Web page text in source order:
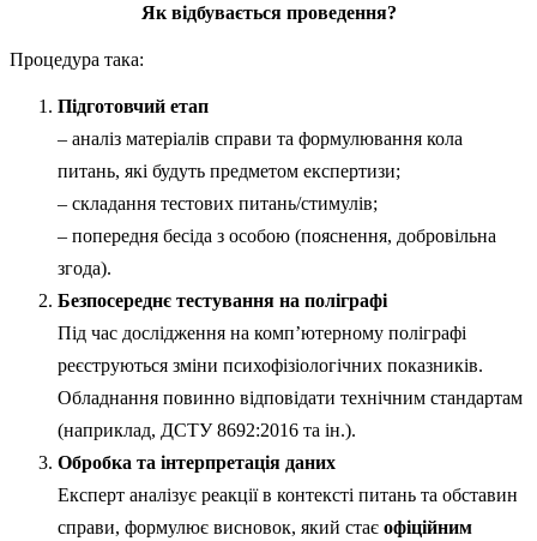
Як відбувається проведення?
Процедура така:
Підготовчий етап
– аналіз матеріалів справи та формулювання кола
питань, які будуть предметом експертизи;
– складання тестових питань/стимулів;
– попередня бесіда з особою (пояснення, добровільна
згода).
Безпосереднє тестування на поліграфі
Під час дослідження на комп’ютерному поліграфі
реєструються зміни психофізіологічних показників.
Обладнання повинно відповідати технічним стандартам
(наприклад, ДСТУ 8692:2016 та ін.).
Обробка та інтерпретація даних
Експерт аналізує реакції в контексті питань та обставин
справи, формулює висновок, який стає офіційним